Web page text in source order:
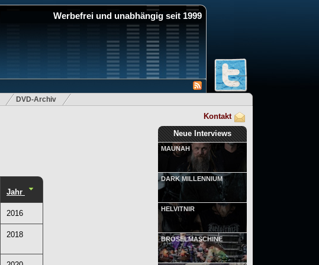
Werbefrei und unabhängig seit 1999
DVD-Archiv
Kontakt
Neue Interviews
MAUNAH
DARK MILLENNIUM
HELVITNIR
BRÖSELMASCHINE
Jahr
2016
2018